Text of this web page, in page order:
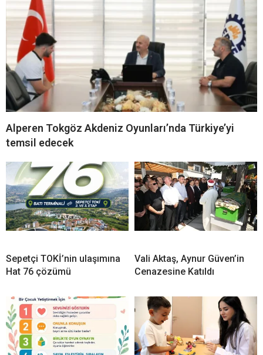
Alperen Tokgöz Akdeniz Oyunları’nda Türkiye’yi
temsil edecek
Sepetçi TOKİ’nin ulaşımına
Hat 76 çözümü
Vali Aktaş, Aynur Güven’in
Cenazesine Katıldı